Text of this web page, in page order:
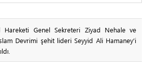
Genel Sekreteri Ziyad Nehale ve
Devrimi şehit lideri Seyyid Ali Hamaney’i